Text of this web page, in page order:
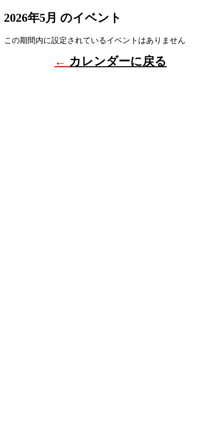
2026年5月 のイベント
この期間内に設定されているイベントはありません
← カレンダーに戻る